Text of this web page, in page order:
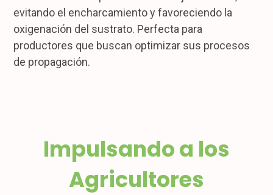
evitando el encharcamiento y favoreciendo la
oxigenación del sustrato. Perfecta para
productores que buscan optimizar sus procesos
de propagación.
Impulsando a los
Agricultores